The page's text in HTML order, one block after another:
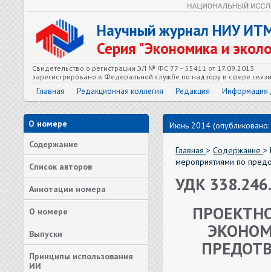
Научный журнал НИУ
Серия "Экономика и
Свидетельство о регистрации ЭЛ № ФС 77 – 55411 от 17.09.2013
зарегистрировано в Федеральной службе по надзору в сфере
Главная Редакционная коллегия Редакция Информация
О номере
Содержание
Список авторов
Аннотации номера
О номере
Выпуски
Принципы использования
ИИ
Июнь 2014
Главная > Содержание >
мероприятиями по
УДК